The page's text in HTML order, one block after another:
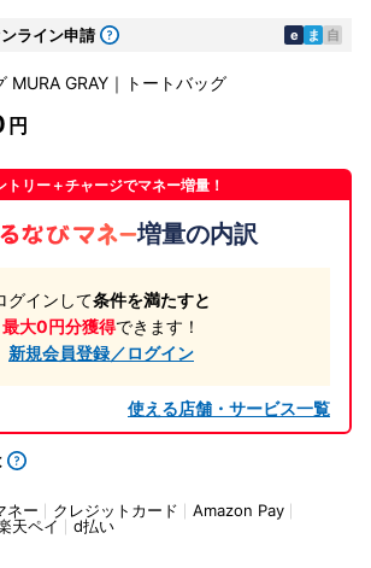
ライン申請 e ま 自
MURA GRAY｜トートバッグ
トリー＋チャージでマネー増量！
増量の内訳
グインして条件を満たすと
最大0円分獲得できます！
新規会員登録／ログイン
使える店舗・サービス一覧
ネー クレジットカード
Amazon Pay
天ペイ d払い